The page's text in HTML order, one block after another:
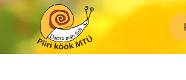
Skip
content